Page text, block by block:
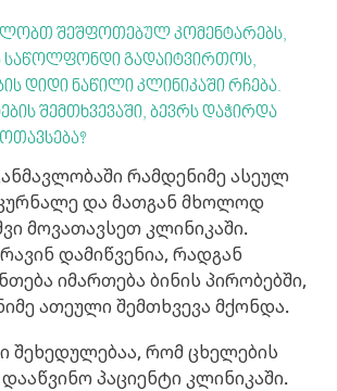
შეშფოთებულ კომენტარებს,
საწოლფონდი გადაიტვირთოს,
დიდი ნაწილი კლინიკაში რჩება.
შემთხვევაში, ბევრს დაჭირდა
რამდენიმე ასეულ
და მათგან მხოლოდ
მოვათავსეთ კლინიკაში.
დამიწვენია, რადგან
იმართება ბინის პირობებში,
ათეული შემთხვევა მქონდა.
შეხედულებაა, რომ ცხელების
პაციენტი კლინიკაში.